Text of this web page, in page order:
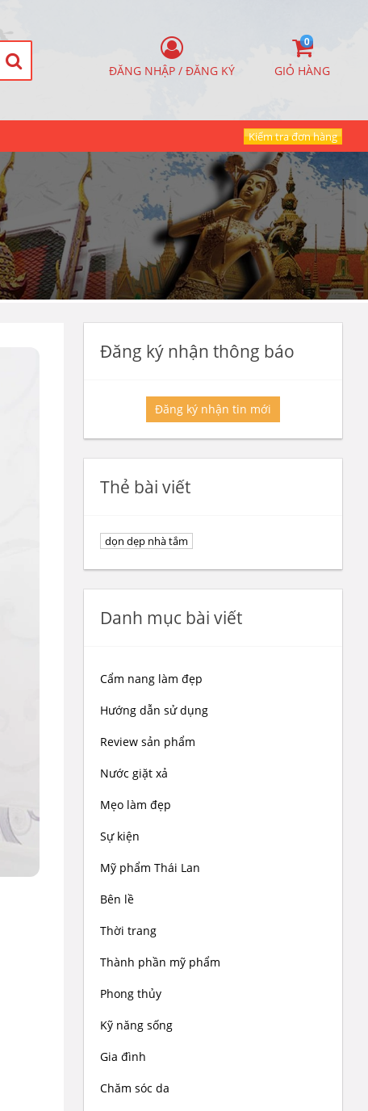
ĐĂNG NHẬP / ĐĂNG KÝ
0
GIỎ HÀNG
Kiểm tra đơn hàng
Đăng ký nhận thông báo
Đăng ký nhận tin mới
Thẻ bài viết
dọn dẹp nhà tắm
Danh mục bài viết
Cẩm nang làm đẹp
Hướng dẫn sử dụng
Review sản phẩm
Nước giặt xả
Mẹo làm đẹp
Sự kiện
Mỹ phẩm Thái Lan
Bên lề
Thời trang
Thành phần mỹ phẩm
Phong thủy
Kỹ năng sống
Gia đình
Chăm sóc da